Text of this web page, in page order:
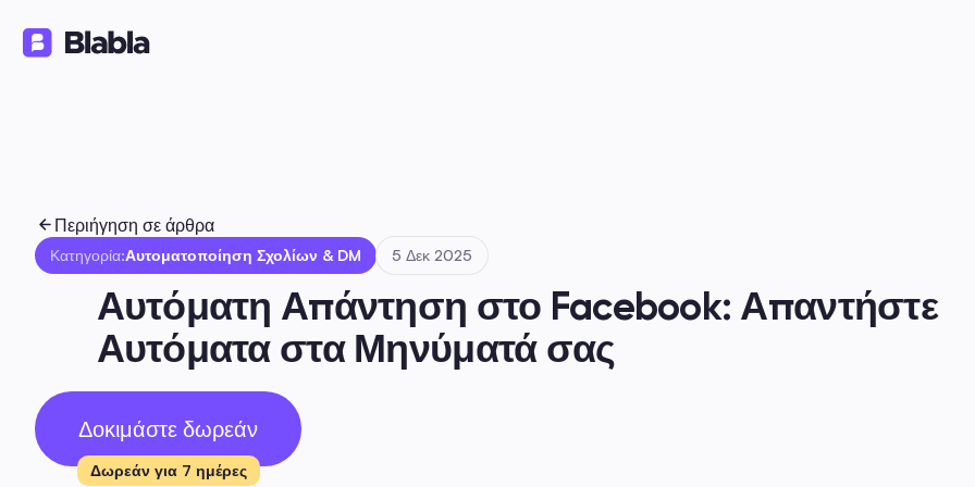
Περιήγηση σε άρθρα
Κατηγορία:Αυτοματοποίηση Σχολίων & DM 5 Δεκ 2025
Αυτόματη Απάντηση στο Facebook: Απαντήστε
Αυτόματα στα Μηνύματά σας
Δοκιμάστε δωρεάν
Δωρεάν για 7 ημέρες